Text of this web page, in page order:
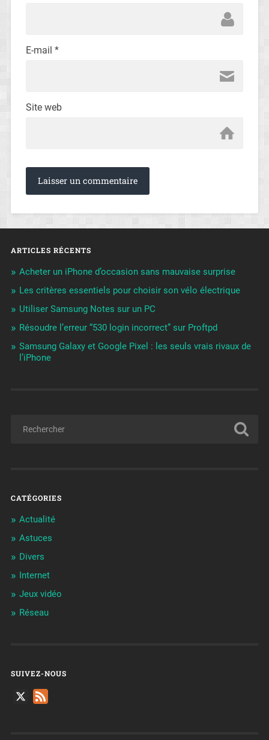
E-mail *
Site web
ARTICLES RÉCENTS
Acheter un iPhone d’occasion sans mauvaise surprise
Les critères essentiels pour choisir son vélo électrique
Utiliser Samsung Notes sur un PC
Résoudre l’erreur “530 login incorrect” sur Proftpd
Samsung Galaxy et Google Pixel : les seuls vrais rivaux de
l’iPhone
CATÉGORIES
Actualité
Astuces
Divers
Internet
Jeux vidéo
Réseau
SUIVEZ-NOUS